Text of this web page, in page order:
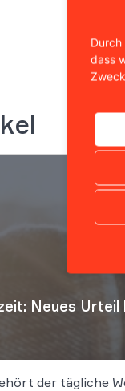
Neues Urteil
der tägliche
Durch
dass